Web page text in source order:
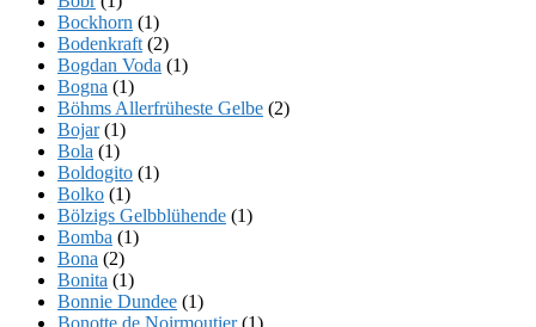
Bockhorn (1)
Bodenkraft (2)
Bogdan Voda (1)
Bogna (1)
Böhms Allerfrüheste Gelbe (2)
Bojar(1)
Bola (1)
Boldogito (1)
Bolko (1)
Bölzigs Gelbblühende (1)
Bomba (1)
Bona (2)
Bonita (1)
Bonnie Dundee (1)
Bonotte de Noirmoutier(1)